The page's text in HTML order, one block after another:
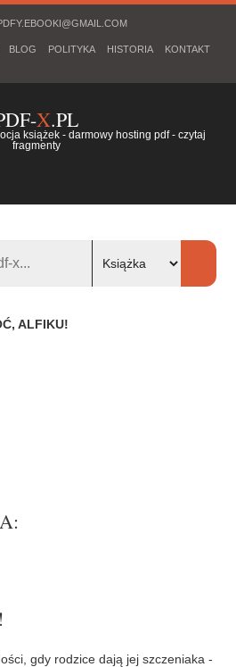
BLOG POLITYKA HISTORIA KONTAKT
X.PL
książek - darmowy hosting pdf - czytaj
fragmenty
ALFIKU!
gdy rodzice dają jej szczeniaka -